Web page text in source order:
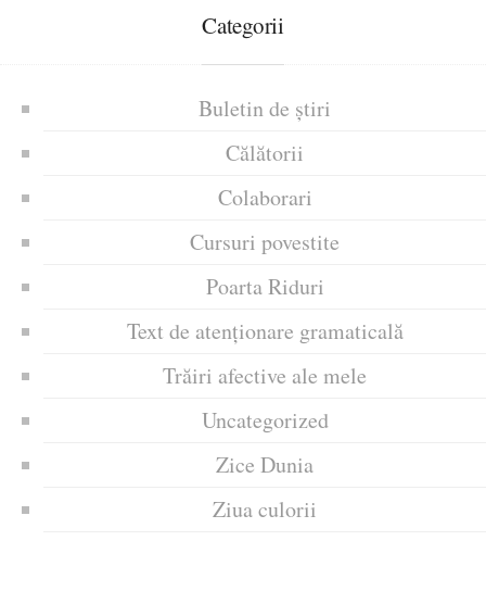
Categorii
Buletin de știri
Călătorii
Colaborari
Cursuri povestite
Poarta Riduri
Text de atenționare gramaticală
Trăiri afective ale mele
Uncategorized
Zice Dunia
Ziua culorii